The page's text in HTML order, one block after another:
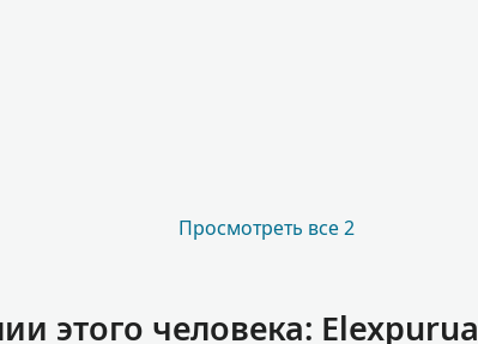
Просмотреть все 2
этого человека: Elexpurua